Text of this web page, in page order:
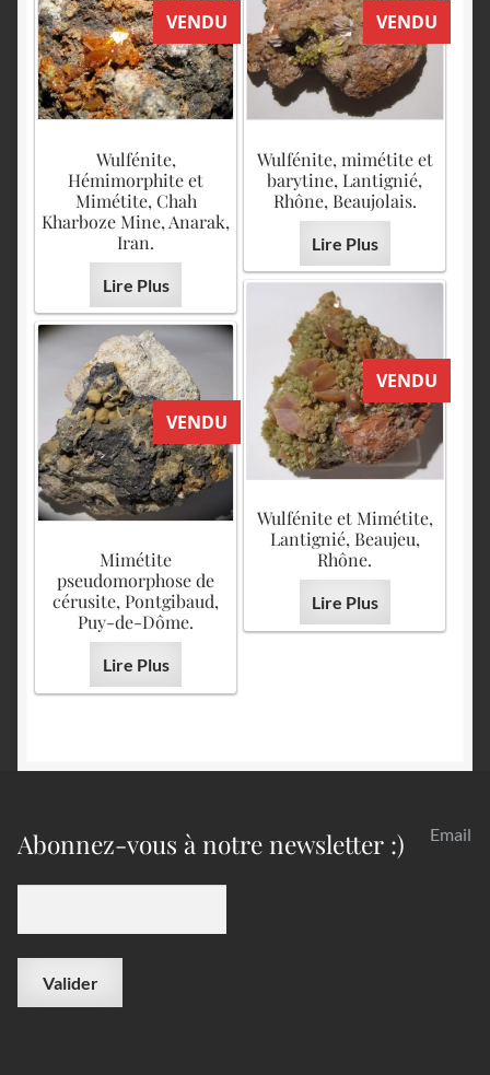
VENDU
Wulfénite,
Hémimorphite et
Mimétite, Chah
Kharboze Mine, Anarak,
Iran.
Lire Plus
VENDU
Wulfénite, mimétite et
barytine, Lantignié,
Rhône, Beaujolais.
Lire Plus
VENDU
Wulfénite et Mimétite,
Lantignié, Beaujeu,
Rhône.
Lire Plus
VENDU
Mimétite
pseudomorphose de
cérusite, Pontgibaud,
Puy-de-Dôme.
Lire Plus
Abonnez-vous à notre newsletter :) Email